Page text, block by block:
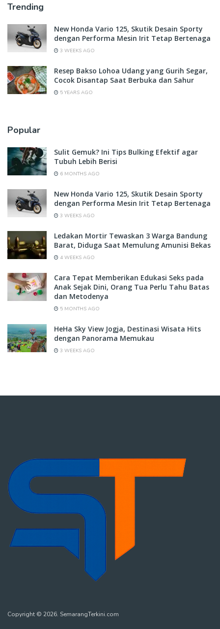
Trending
New Honda Vario 125, Skutik Desain Sporty
dengan Performa Mesin Irit Tetap Bertenaga
3 WEEKS AGO
Resep Bakso Lohoa Udang yang Gurih Segar,
Cocok Disantap Saat Berbuka dan Sahur
5 YEARS AGO
Popular
Sulit Gemuk? Ini Tips Bulking Efektif agar
Tubuh Lebih Berisi
6 MONTHS AGO
New Honda Vario 125, Skutik Desain Sporty
dengan Performa Mesin Irit Tetap Bertenaga
3 WEEKS AGO
Ledakan Mortir Tewaskan 3 Warga Bandung
Barat, Diduga Saat Memulung Amunisi Bekas
4 WEEKS AGO
Cara Tepat Memberikan Edukasi Seks pada
Anak Sejak Dini, Orang Tua Perlu Tahu Batas
dan Metodenya
5 MONTHS AGO
HeHa Sky View Jogja, Destinasi Wisata Hits
dengan Panorama Memukau
3 WEEKS AGO
Copyright © 2026. SemarangTerkini.com